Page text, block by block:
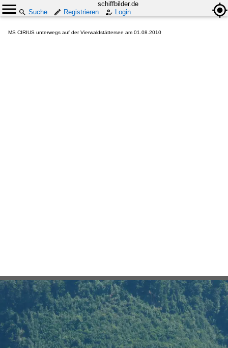
schiffbilder.de
Suche
Registrieren Login
MS CIRIUS unterwegs auf der Vierwaldstättersee am 01.08.2010